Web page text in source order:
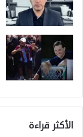
الأكثر قراءة